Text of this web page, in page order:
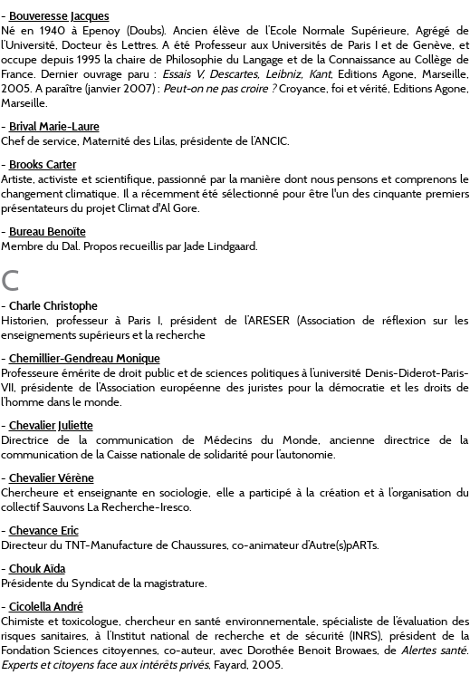
- Bouveresse Jacques
Né en 1940 à Epenoy (Doubs). Ancien élève de l’Ecole Normale Supérieure, Agrégé de
l’Université, Docteur ès Lettres. A été Professeur aux Universités de Paris I et de Genève, et
occupe depuis 1995 la chaire de Philosophie du Langage et de la Connaissance au Collège de
France. Dernier ouvrage paru : Essais V, Descartes, Leibniz, Kant, Editions Agone, Marseille,
2005. A paraître (janvier 2007) : Peut-on ne pas croire ?Croyance, foi et vérité, Editions Agone,
Marseille.
- Brival Marie-Laure
Chef de service, Maternité des Lilas, présidente de l’ANCIC.
- Brooks Carter
Artiste, activiste et scientifique, passionné par la manière dont nous pensons et comprenons le
changement climatique. Il a récemment été sélectionné pour être l'un des cinquante premiers
présentateurs du projet Climat d'Al Gore.
- Bureau Benoïte
Membre du Dal. Propos recueillis par Jade Lindgaard.
C
- Charle Christophe
Historien, professeur à Paris I, président de l’ARESER (Association de réflexion sur les
enseignements supérieurs et la recherche
- Chemillier-Gendreau Monique
Professeure émérite de droit public et de sciences politiques à l’université Denis-Diderot-Paris-
VII, présidente de l’Association européenne des juristes pour la démocratie et les droits de
l’homme dans le monde.
- Chevalier Juliette
Directrice de la communication de Médecins du Monde, ancienne directrice de la
communication de la Caisse nationale de solidarité pour l’autonomie.
- Chevalier Vérène
Chercheure et enseignante en sociologie, elle a participé à la création et à l’organisation du
collectif Sauvons La Recherche-Iresco.
- Chevance Eric
Directeur du TNT-Manufacture de Chaussures, co-animateur d’Autre(s)pARTs.
- Chouk Aïda
Présidente du Syndicat de la magistrature.
- Cicolella André
Chimiste et toxicologue, chercheur en santé environnementale, spécialiste de l’évaluation des
risques sanitaires, à l’Institut national de recherche et de sécurité (INRS), président de la
Fondation Sciences citoyennes, co-auteur, avec Dorothée Benoit Browaes, de Alertes santé.
Experts et citoyens face aux intérêts privés, Fayard, 2005.